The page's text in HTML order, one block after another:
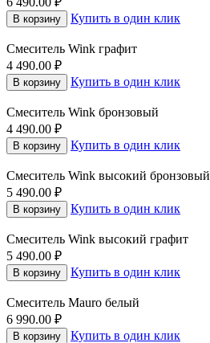
В корзину Купить в один клик
Смеситель Wink графит
4 490.00 ₽
В корзину Купить в один клик
Смеситель Wink бронзовый
4 490.00 ₽
В корзину Купить в один клик
Смеситель Wink высокий бронзовый
5 490.00 ₽
В корзину Купить в один клик
Смеситель Wink высокий графит
5 490.00 ₽
В корзину Купить в один клик
Смеситель Mauro белый
6 990.00 ₽
В корзину Купить в один клик